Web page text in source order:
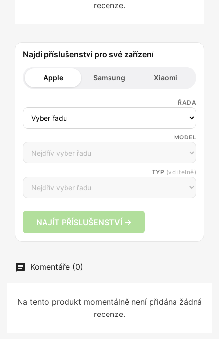
recenze.
Najdi příslušenství pro své zařízení
Apple Samsung Xiaomi
ŘADA
MODEL
TYP (volitelně)
NAJÍT PŘÍSLUŠENSTVÍ →
Komentáře (0)
Na tento produkt momentálně není přidána žádná
recenze.